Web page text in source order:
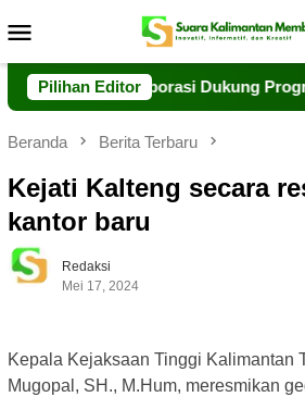
ke
Mobile
Pilihan Editor
Kolaborasi Dukung Program
Beranda Berita Terbaru
Kejati Kalteng secara
kantor baru
Redaksi
Mei 17, 2024
Kepala Kejaksaan Tinggi Kalimantan
Mugopal, SH., M.Hum, meresmikan